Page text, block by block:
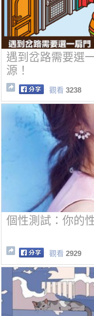
遇到岔路需要選
源！
觀看 3238
個性測試：你的
觀看 2929